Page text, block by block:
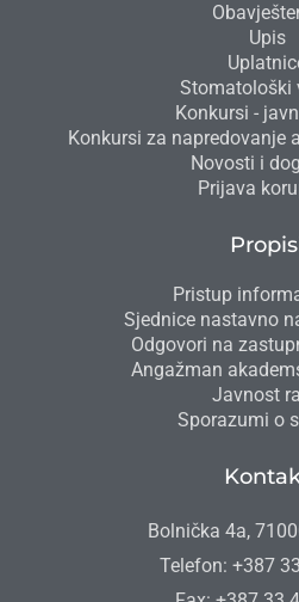
Upis
Stomatološki
Konkursi -
Konkursi za napredovanje
Novosti i
Prijava
Pristup
Sjednice nastavno
Odgovori na
Angažman
Javnost
Sporazumi o
Bolnička 4a,
Telefon: +387